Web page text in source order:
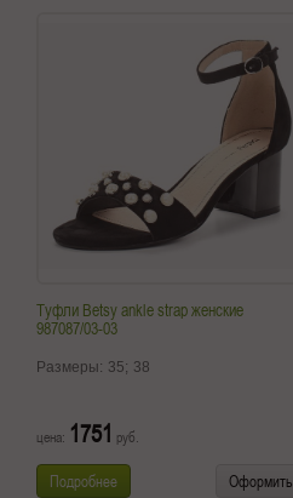
Туфли Betsy ankle strap женские
987087/03-03
Размеры: 35; 38
цена: 1751 руб.
Подробнее Оформить